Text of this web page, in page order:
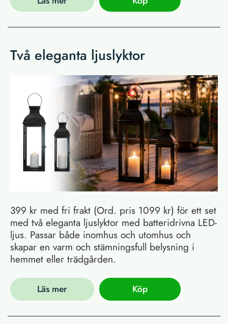
Två eleganta ljuslyktor
399 kr med fri frakt (Ord. pris 1099 kr) för ett set
med två eleganta ljuslyktor med batteridrivna LED-
ljus. Passar både inomhus och utomhus och
skapar en varm och stämningsfull belysning i
hemmet eller trädgården.
Läs mer Köp